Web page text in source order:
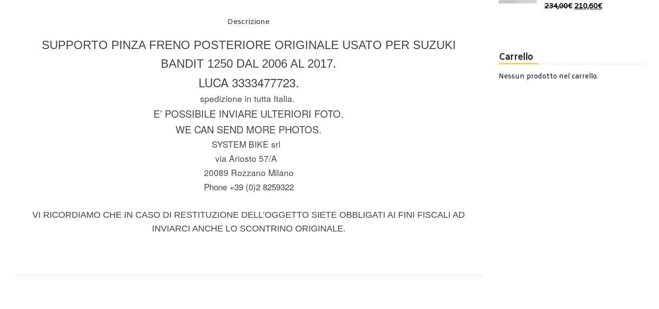
Descrizione
SUPPORTO PINZA FRENO POSTERIORE ORIGINALE USATO PER SUZUKI
BANDIT 1250 DAL 2006 AL 2017.
LUCA 3333477723.
spedizione in tutta Italia.
E’ POSSIBILE INVIARE ULTERIORI FOTO.
WE CAN SEND MORE PHOTOS.
SYSTEM BIKE srl
via Ariosto 57/A
20089 Rozzano Milano
Phone +39 (0)2 8259322
VI RICORDIAMO CHE IN CASO DI RESTITUZIONE DELL’OGGETTO SIETE OBBLIGATI AI FINI FISCALI AD
INVIARCI ANCHE LO SCONTRINO ORIGINALE.
234,00€ 210,60€
Carrello
Nessun prodotto nel carrello.